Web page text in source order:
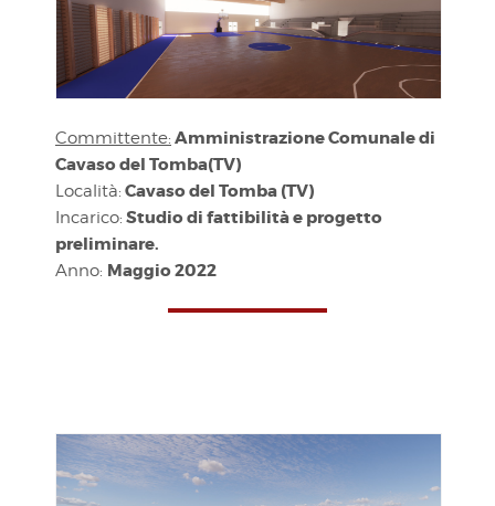
Committente: Amministrazione Comunale di
Cavaso del Tomba(TV)
Località: Cavaso del Tomba (TV)
Incarico: Studio di fattibilità e progetto
preliminare.
Anno: Maggio 2022